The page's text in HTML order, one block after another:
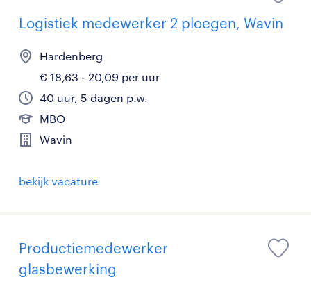
Logistiek medewerker 2 ploegen, Wavin
Hardenberg
€ 18,63 - 20,09 per uur
40 uur, 5 dagen p.w.
MBO
Wavin
bekijk vacature
Productiemedewerker
glasbewerking